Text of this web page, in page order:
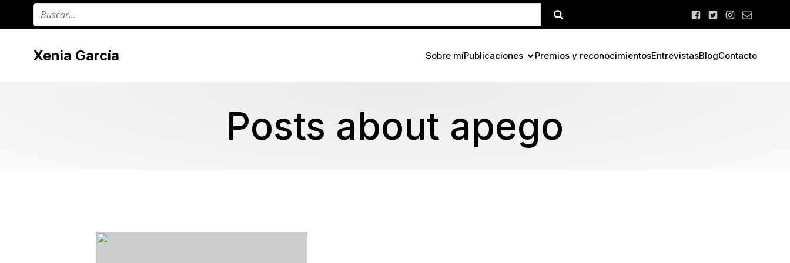
Xenia García Sobre míPublicaciones Premios y reconocimientosEntrevistasBlogContacto
Posts about apego